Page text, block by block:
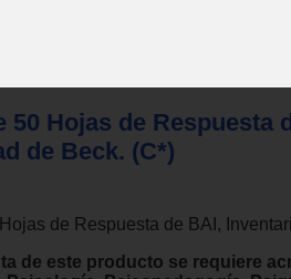
50 Hojas de Respuesta
de Beck. (C*)
de Respuesta de BAI,
de este producto se requiere